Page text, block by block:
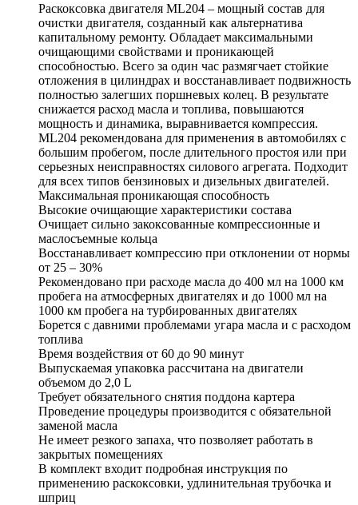
Раскоксовка двигателя ML204 – мощный состав для
очистки двигателя, созданный как альтернатива
капитальному ремонту. Обладает максимальными
очищающими свойствами и проникающей
способностью. Всего за один час размягчает стойкие
отложения в цилиндрах и восстанавливает подвижность
полностью залегших поршневых колец. В результате
снижается расход масла и топлива, повышаются
мощность и динамика, выравнивается компрессия.
ML204 рекомендована для применения в автомобилях с
большим пробегом, после длительного простоя или при
серьезных неисправностях силового агрегата. Подходит
для всех типов бензиновых и дизельных двигателей.
Максимальная проникающая способность
Высокие очищающие характеристики состава
Очищает сильно закоксованные компрессионные и
маслосъемные кольца
Восстанавливает компрессию при отклонении от нормы
от 25 – 30%
Рекомендовано при расходе масла до 400 мл на 1000 км
пробега на атмосферных двигателях и до 1000 мл на
1000 км пробега на турбированных двигателях
Борется с давними проблемами угара масла и с расходом
топлива
Время воздействия от 60 до 90 минут
Выпускаемая упаковка рассчитана на двигатели
объемом до 2,0 L
Требует обязательного снятия поддона картера
Проведение процедуры производится с обязательной
заменой масла
Не имеет резкого запаха, что позволяет работать в
закрытых помещениях
В комплект входит подробная инструкция по
применению раскоксовки, удлинительная трубочка и
шприц